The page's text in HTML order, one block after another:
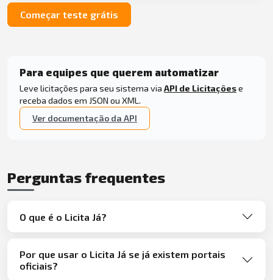
Começar teste grátis
Para equipes que querem automatizar
Leve licitações para seu sistema via API de Licitaçõese
receba dados em JSON ou XML.
Ver documentação da API
Perguntas frequentes
O que é o Licita Já?
Por que usar o Licita Já se já existem portais
oficiais?